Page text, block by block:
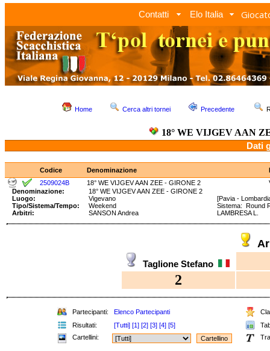
Contatti Elo Italia
Home Cerca altri tornei Precedente
18° WE VIJGEV AAN
Dati
Codice Denominazione
2509024B
18° WE VIJGEV AAN ZEE - GIRONE 2
Denominazione:
18° WE VIJGEV AAN ZEE - GIRONE 2
Luogo:
Vigevano
[Pavia -
Tipo/Sistema/Tempo:
Weekend
Sistema:
Arbitri:
SANSON Andrea LAMBRESA L.
Taglione Stefano
2
Partecipanti: Elenco Partecipanti
Risultati:
[Tutti] [1] [2] [3] [4] [5]
Cartellini: